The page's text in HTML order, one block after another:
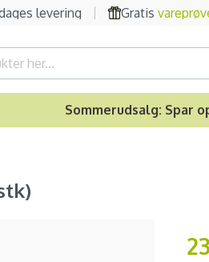
levering Gratis
Sommerudsalg: Spar
23